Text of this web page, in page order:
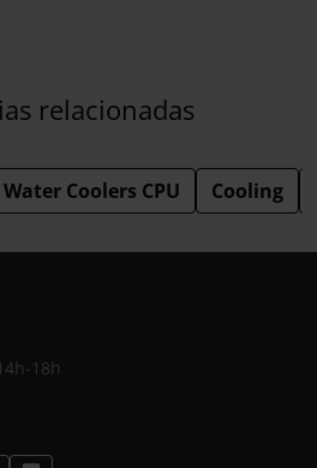
relacionadas
Water Coolers CPU Cooling
18h